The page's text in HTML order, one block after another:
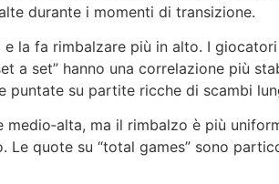
durante i momenti di transizione.
la fa rimbalzare più in alto. I
a set” hanno una correlazione più
puntate su partite ricche di scambi
ma il rimbalzo è più
quote su “total games” sono